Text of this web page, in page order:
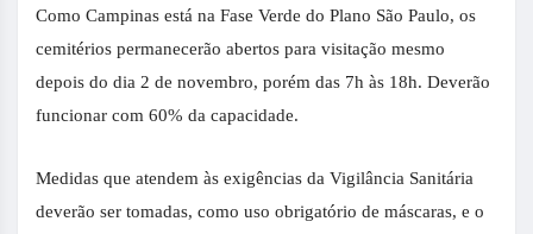
Como Campinas está na Fase Verde do Plano São Paulo, os
cemitérios permanecerão abertos para visitação mesmo
depois do dia 2 de novembro, porém das 7h às 18h. Deverão
funcionar com 60% da capacidade.
Medidas que atendem às exigências da Vigilância Sanitária
deverão ser tomadas, como uso obrigatório de máscaras, e o